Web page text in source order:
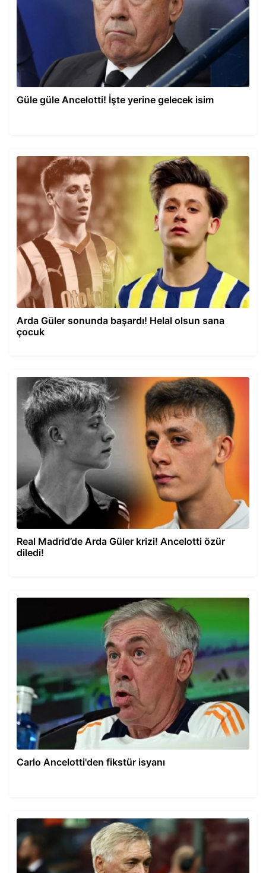
Güle güle Ancelotti! İşte yerine gelecek isim
Arda Güler sonunda başardı! Helal olsun sana
çocuk
Real Madrid’de Arda Güler krizi! Ancelotti özür
diledi!
Carlo Ancelotti'den fikstür isyanı